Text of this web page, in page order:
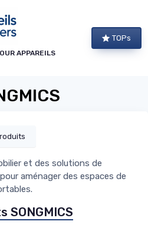
APPAREILS
TOPs
et des solutions de
aménager des espaces de